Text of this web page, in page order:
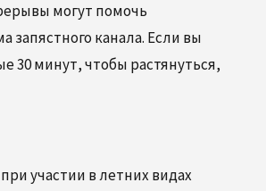
могут помочь
запястного канала. Если вы
30 минут, чтобы растянуться,
участии в летних видах